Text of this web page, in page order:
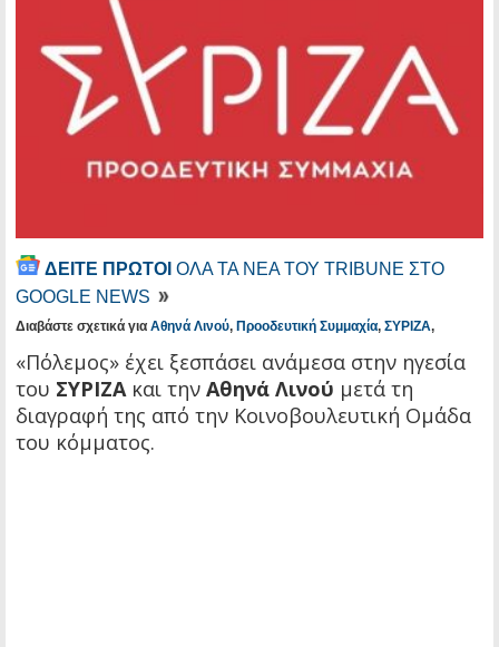
ΔΕΙΤΕ ΠΡΩΤΟΙ ΟΛΑ ΤΑ ΝΕΑ ΤΟΥ TRIBUNE ΣΤΟ
GOOGLE NEWS
Διαβάστε σχετικά για Αθηνά Λινού, Προοδευτική Συμμαχία, ΣΥΡΙΖΑ,
«Πόλεμος» έχει ξεσπάσει ανάμεσα στην ηγεσία
του ΣΥΡΙΖΑκαι την Αθηνά Λινού μετά τη
διαγραφή της από την Κοινοβουλευτική Ομάδα
του κόμματος.